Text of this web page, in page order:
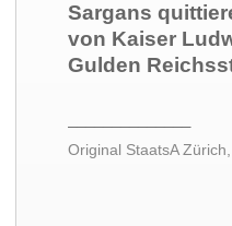
Sargans
von Kaiser
Gulden
Original StaatsA